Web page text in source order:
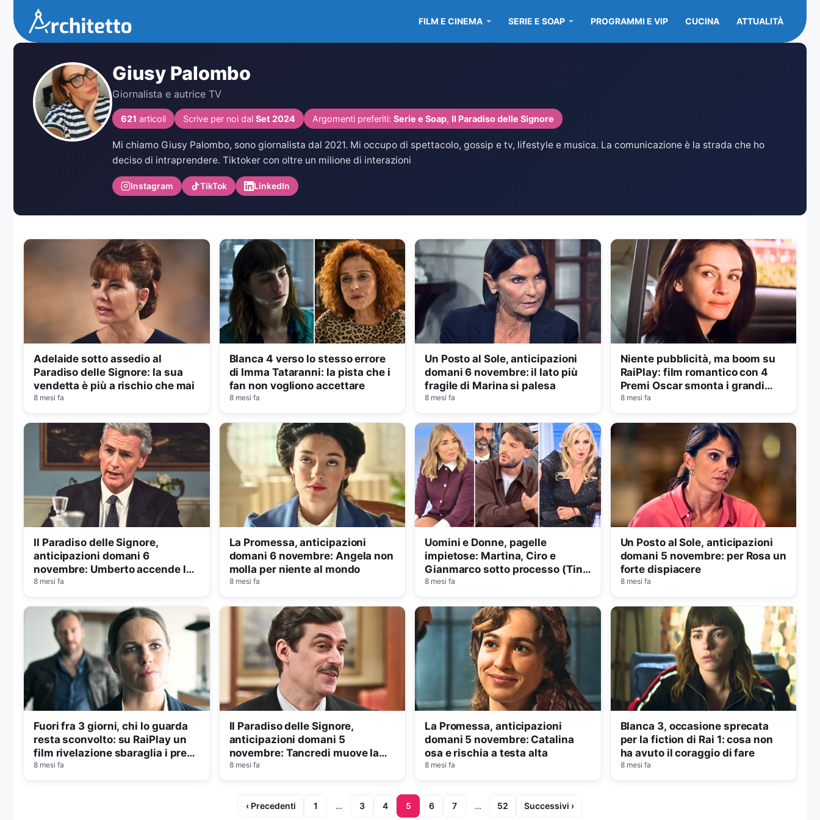
contenuto
FILM E CINEMA SERIE E SOAP PROGRAMMI E VIP CUCINA ATTUALITÀ
Giusy Palombo
Giornalista e autrice TV
621 articoli Scrive per noi dal Set 2024 Argomenti preferiti: Serie e Soap, Il Paradiso delle Signore
Mi chiamo Giusy Palombo, sono giornalista dal 2021. Mi occupo di spettacolo, gossip e tv, lifestyle e musica. La comunicazione è la strada che ho
deciso di intraprendere. Tiktoker con oltre un milione di interazioni
Instagram TikTok LinkedIn
Adelaide sotto assedio al
Paradiso delle Signore: la sua
vendetta è più a rischio che mai
8 mesi fa
Blanca 4 verso lo stesso errore
di Imma Tataranni: la pista che i
fan non vogliono accettare
8 mesi fa
Un Posto al Sole, anticipazioni
domani 6 novembre: il lato più
fragile di Marina si palesa
8 mesi fa
Niente pubblicità, ma boom su
RaiPlay: film romantico con 4
Premi Oscar smonta i grandi
classici
8 mesi fa
Il Paradiso delle Signore,
anticipazioni domani 6
novembre: Umberto accende la
sua miccia
8 mesi fa
La Promessa, anticipazioni
domani 6 novembre: Angela non
molla per niente al mondo
8 mesi fa
Uomini e Donne, pagelle
impietose: Martina, Ciro e
Gianmarco sotto processo (Tina
bocciata)
8 mesi fa
Un Posto al Sole, anticipazioni
domani 5 novembre: per Rosa un
forte dispiacere
8 mesi fa
Fuori fra 3 giorni, chi lo guarda
resta sconvolto: su RaiPlay un
film rivelazione sbaraglia i premi
Oscar
8 mesi fa
Il Paradiso delle Signore,
anticipazioni domani 5
novembre: Tancredi muove la
sua pedina
8 mesi fa
La Promessa, anticipazioni
domani 5 novembre: Catalina
osa e rischia a testa alta
8 mesi fa
Blanca 3, occasione sprecata
per la fiction di Rai 1: cosa non
ha avuto il coraggio di fare
8 mesi fa
‹ Precedenti 1 … 3 4 5 6 7 … 52 Successivi ›